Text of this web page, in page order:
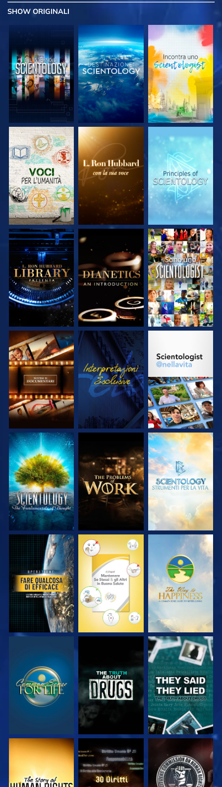
SHOW ORIGINALI
ESPLORA LE
SERIE
ESPLORA LE
SERIE
ESPLORA LE
SERIE
ESPLORA LE
SERIE
ESPLORA LE
SERIE
GUARDA
ESPLORA LE
SERIE
GUARDA
ESPLORA LE
ESPLORA LE
SERIE
ESPLORA LE
SERIE
ESPLORA LE
SERIE
GUARDA GUARDA GUARDA
GUARDA GUARDA GUARDA
GUARDA GUARDA GUARDA